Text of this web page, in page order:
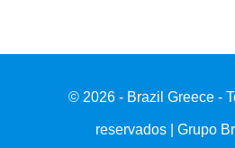
© 2026 - Brazil Greece -
reservados | Grupo